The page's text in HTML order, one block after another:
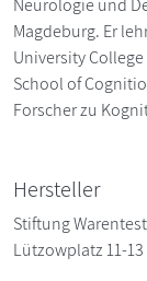
Neurologie und
Magdeburg. Er
University
School of
Forscher zu
Hersteller
Stiftung Warentest
Lützowplatz 11-13